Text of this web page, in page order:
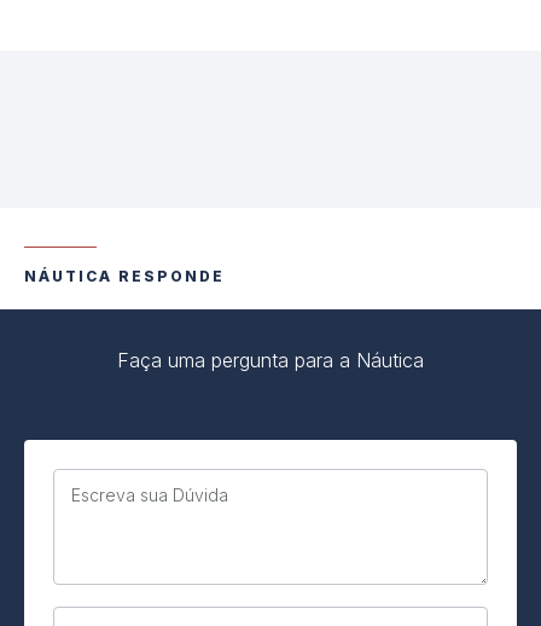
NÁUTICA RESPONDE
Faça uma pergunta para a Náutica
Escreva sua Dúvida